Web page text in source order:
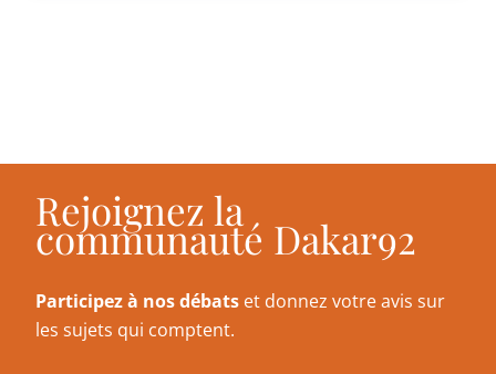
Rejoignez la
communauté Dakar92
Participez à nos débats et donnez votre avis sur
les sujets qui comptent.